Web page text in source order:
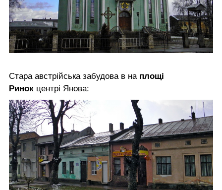
Стара австрійська забудова в на площі
Ринок центрі Янова: